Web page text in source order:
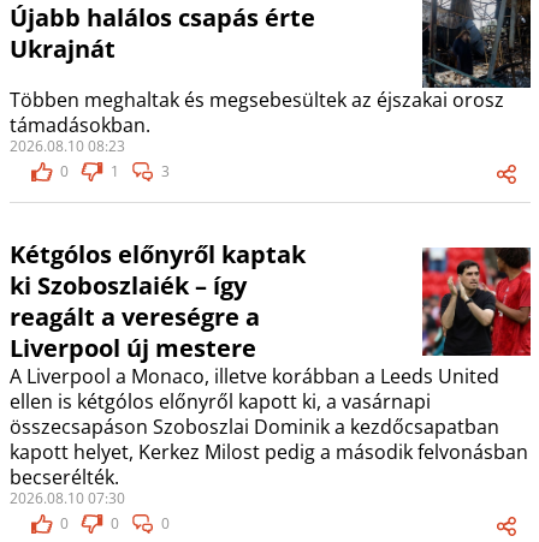
Újabb halálos csapás érte
Ukrajnát
Többen meghaltak és megsebesültek az éjszakai orosz
támadásokban.
2026.08.10 08:23
0
1 3
Kétgólos előnyről kaptak
ki Szoboszlaiék – így
reagált a vereségre a
Liverpool új mestere
A Liverpool a Monaco, illetve korábban a Leeds United
ellen is kétgólos előnyről kapott ki, a vasárnapi
összecsapáson Szoboszlai Dominik a kezdőcsapatban
kapott helyet, Kerkez Milost pedig a második felvonásban
becserélték.
2026.08.10 07:30
0
0 0